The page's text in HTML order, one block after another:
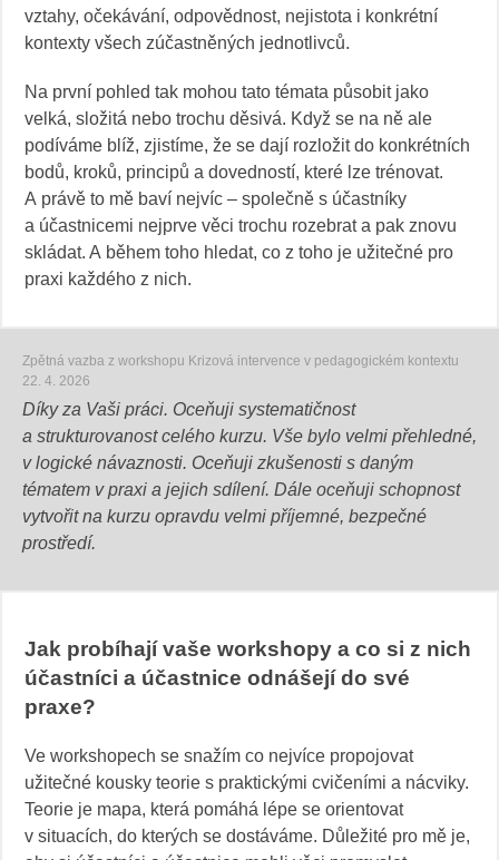
vztahy, očekávání, odpovědnost, nejistota i konkrétní
kontexty všech zúčastněných jednotlivců.
Na první pohled tak mohou tato témata působit jako
velká, složitá nebo trochu děsivá. Když se na ně ale
podíváme blíž, zjistíme, že se dají rozložit do konkrétních
bodů, kroků, principů a dovedností, které lze trénovat.
A právě to mě baví nejvíc – společně s účastníky
a účastnicemi nejprve věci trochu rozebrat a pak znovu
skládat. A během toho hledat, co z toho je užitečné pro
praxi každého z nich.
Zpětná vazba z workshopu Krizová intervence v pedagogickém kontextu
22. 4. 2026
Díky za Vaši práci. Oceňuji systematičnost
a strukturovanost celého kurzu. Vše bylo velmi přehledné,
v logické návaznosti. Oceňuji zkušenosti s daným
tématem v praxi a jejich sdílení. Dále oceňuji schopnost
vytvořit na kurzu opravdu velmi příjemné, bezpečné
prostředí.
Jak probíhají vaše workshopy a co si z nich
účastníci a účastnice odnášejí do své
praxe?
Ve workshopech se snažím co nejvíce propojovat
užitečné kousky teorie s praktickými cvičeními a nácviky.
Teorie je mapa, která pomáhá lépe se orientovat
v situacích, do kterých se dostáváme. Důležité pro mě je,